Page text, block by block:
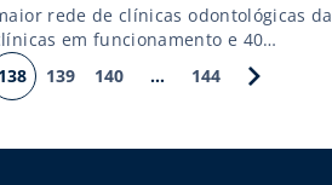
rede de clínicas odontológicas da
em funcionamento e 40
abriu dez clinicas e viu seu
com 2009. Cresce ocupando
138 139 140 … 144